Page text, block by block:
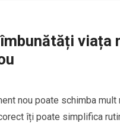
viața
nou poate schimba
îți poate simplifica